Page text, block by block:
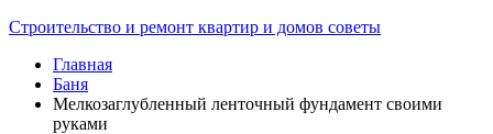
Строительство и ремонт квартир и домов советы
Главная
Баня
Мелкозаглубленный ленточный фундамент своими
руками